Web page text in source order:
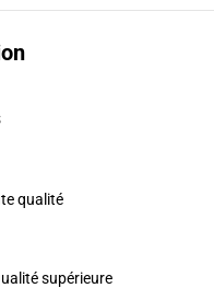
qualité
supérieure